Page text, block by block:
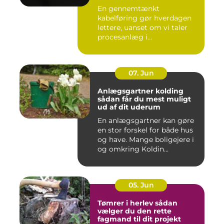
En gennemtænkt
kabelføring gør hverdagen
lettere, uanset om vi taler
procesanlæg i
07. Jun
Anlægsgartner kolding
sådan får du mest muligt
ud af dit uderum
En anlægsgartner kan gøre
en stor forskel for både hus
og have. Mange boligejere i
og omkring Koldin...
05. Jun
Tømrer i herlev sådan
vælger du den rette
fagmand til dit projekt